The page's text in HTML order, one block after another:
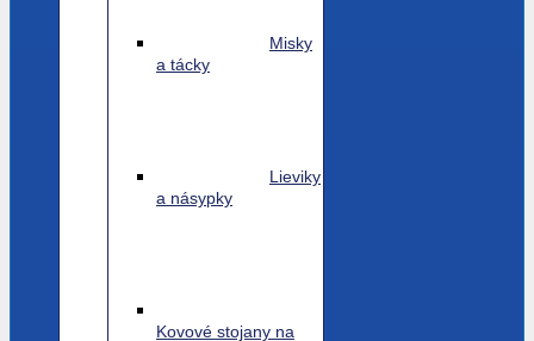
Misky
a tácky
Lieviky
a násypky
Kovové stojany na